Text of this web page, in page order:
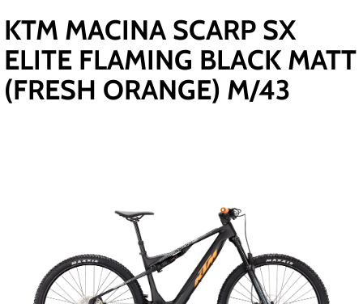
KTM MACINA SCARP SX
ELITE FLAMING BLACK MATT
(FRESH ORANGE) M/43